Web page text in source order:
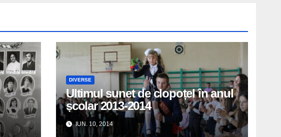
DIVERSE
Ultimul sunet de clopoțel în anul
școlar 2013-2014
IUN. 10, 2014